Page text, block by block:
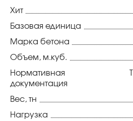
Хит
Базовая единица
Марка бетона
Объем, м.куб.
Нормативная
документация
Вес, тн
Нагрузка